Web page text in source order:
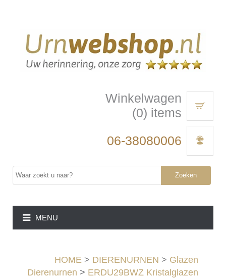
Winkelwagen
(0) items
06-38080006
Zoeken
MENU
HOME > DIERENURNEN > Glazen
Dierenurnen > ERDU29BWZ Kristalglazen